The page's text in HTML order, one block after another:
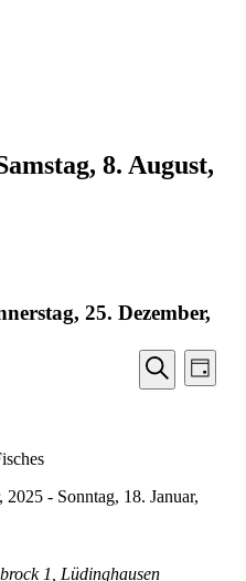
8. August,
25. Dezember,
Suche
Suche
Tag
2025- Sonntag, 18. Januar,
1, Lüdinghausen